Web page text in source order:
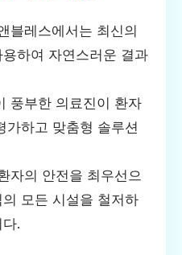
블레스에서는 최신의
하여 자연스러운 결과
풍부한 의료진이 환자
가하고 맞춤형 솔루션
자의 안전을 최우선으
모든 시설을 철저하
.